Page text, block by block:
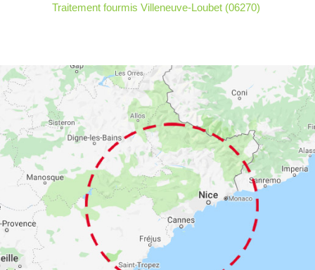
Traitement fourmis Villeneuve-Loubet (06270)